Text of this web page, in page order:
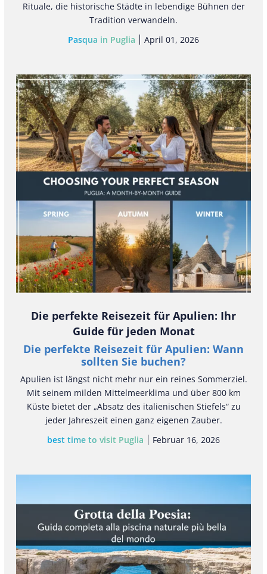
Rituale, die historische Städte in lebendige Bühnen der
Tradition verwandeln.
Pasqua in Puglia
April 01, 2026
Die perfekte Reisezeit für Apulien: Ihr
Guide für jeden Monat
Die perfekte Reisezeit für Apulien: Wann
sollten Sie buchen?
Apulien ist längst nicht mehr nur ein reines Sommerziel.
Mit seinem milden Mittelmeerklima und über 800 km
Küste bietet der „Absatz des italienischen Stiefels“ zu
jeder Jahreszeit einen ganz eigenen Zauber.
best time to visit Puglia
Februar 16, 2026